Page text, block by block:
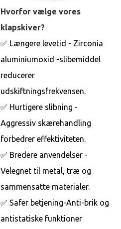
Hvorfor vælge vores
klapskiver?
✅ Længere levetid - Zirconia
aluminiumoxid -slibemiddel
reducerer
udskiftningsfrekvensen.
✅ Hurtigere slibning -
Aggressiv skærehandling
forbedrer effektiviteten.
✅ Bredere anvendelser -
Velegnet til metal, træ og
sammensatte materialer.
✅ Safer betjening-Anti-brik og
antistatiske funktioner